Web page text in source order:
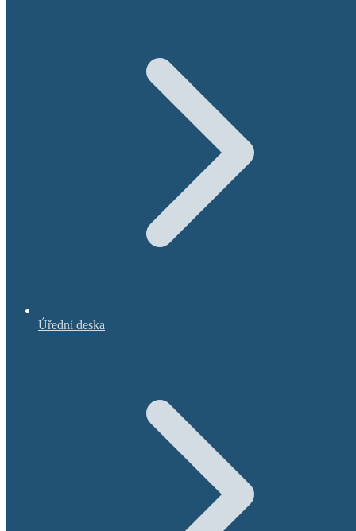
Úřední deska